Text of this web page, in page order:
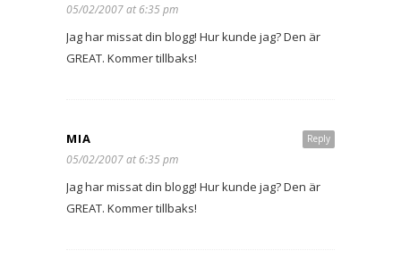
05/02/2007 at 6:35 pm
Jag har missat din blogg! Hur kunde jag? Den är
GREAT. Kommer tillbaks!
Reply
MIA
05/02/2007 at 6:35 pm
Jag har missat din blogg! Hur kunde jag? Den är
GREAT. Kommer tillbaks!